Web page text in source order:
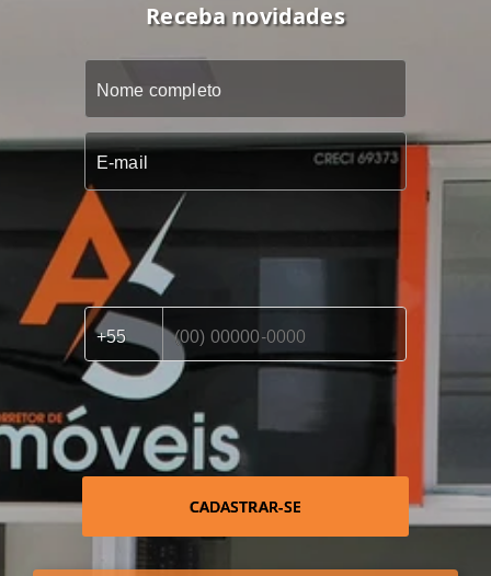
Receba novidades
CADASTRAR-SE